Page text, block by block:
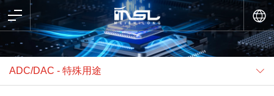
ADC/DAC - 特殊用途